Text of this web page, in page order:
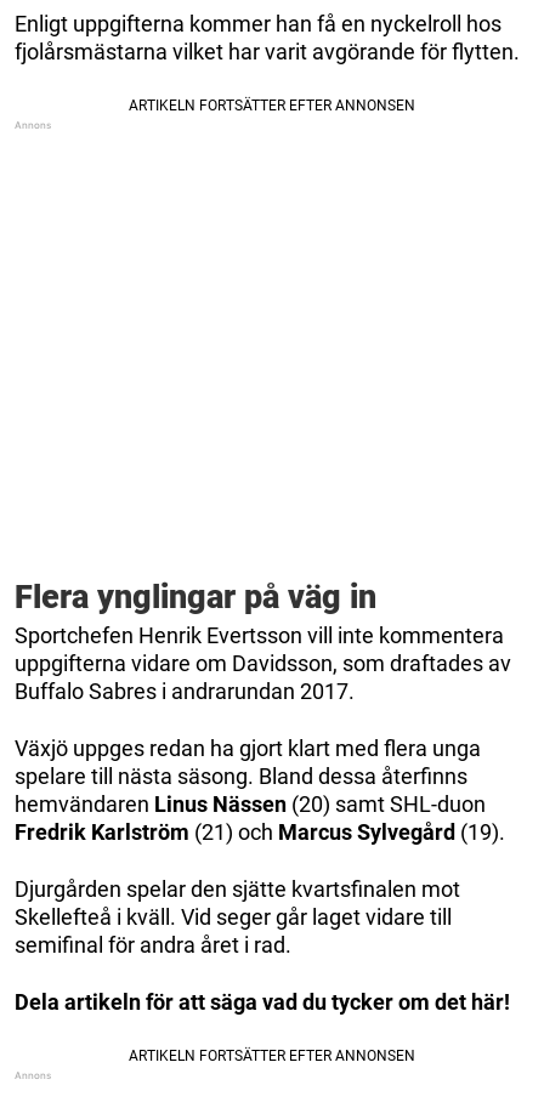
Enligt uppgifterna kommer han få en nyckelroll hos
fjolårsmästarna vilket har varit avgörande för flytten.
Flera ynglingar på väg in
Sportchefen Henrik Evertsson vill inte kommentera
uppgifterna vidare om Davidsson, som draftades av
Buffalo Sabres i andrarundan 2017.
Växjö uppges redan ha gjort klart med flera unga
spelare till nästa säsong. Bland dessa återfinns
hemvändaren Linus Nässen (20) samt SHL-duon
Fredrik Karlström (21) och Marcus Sylvegård (19).
Djurgården spelar den sjätte kvartsfinalen mot
Skellefteå i kväll. Vid seger går laget vidare till
semifinal för andra året i rad.
Dela artikeln för att säga vad du tycker om det här!